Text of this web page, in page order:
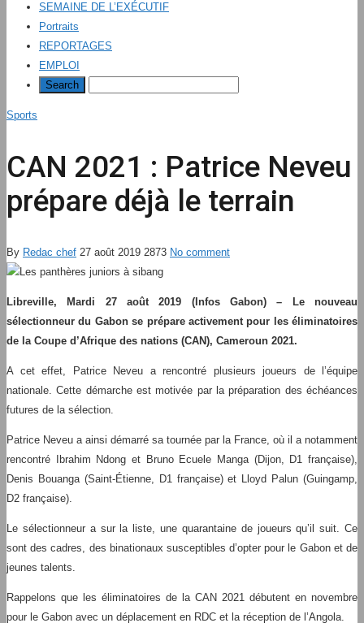
SEMAINE DE L’EXÉCUTIF
Portraits
REPORTAGES
EMPLOI
Sports
CAN 2021 : Patrice Neveu
prépare déjà le terrain
By Redac chef 27 août 2019 2873 No comment
Libreville, Mardi 27 août 2019 (Infos Gabon) – Le nouveau
sélectionneur du Gabon se prépare activement pour les éliminatoires
de la Coupe d’Afrique des nations (CAN), Cameroun 2021.
A cet effet, Patrice Neveu a rencontré plusieurs joueurs de l’équipe
nationale. Cette démarche est motivée par la préparation des échéances
futures de la sélection.
Patrice Neveu a ainsi démarré sa tournée par la France, où il a notamment
rencontré Ibrahim Ndong et Bruno Ecuele Manga (Dijon, D1 française),
Denis Bouanga (Saint-Étienne, D1 française) et Lloyd Palun (Guingamp,
D2 française).
Le sélectionneur a sur la liste, une quarantaine de joueurs qu’il suit. Ce
sont des cadres, des binationaux susceptibles d’opter pour le Gabon et de
jeunes talents.
Rappelons que les éliminatoires de la CAN 2021 débutent en novembre
pour le Gabon avec un déplacement en RDC et la réception de l’Angola.